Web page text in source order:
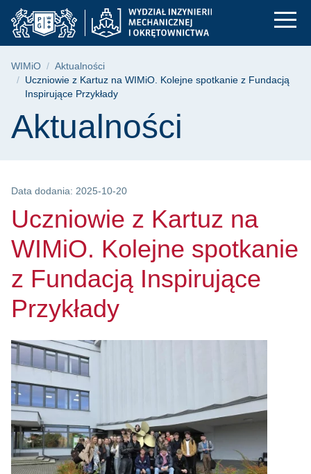
Przejdź
do
menu
Przejdź
do
wyszukiwarki
Przejdź
do
treści
Uczniowie z Kartuz
Ścieżka nawigacyjna
WIMiO
Aktualności
Uczniowie z Kartuz na WIMiO. Kolejne spotkanie z Fundacją
Inspirujące Przykłady
Treść strony
Aktualności
Data dodania: 2025-10-20
Uczniowie z Kartuz na
WIMiO. Kolejne spotkanie
z Fundacją Inspirujące
Przykłady